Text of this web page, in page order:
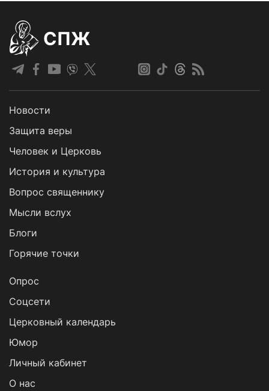
СПЖ
Новости
Защита веры
Человек и Церковь
История и культура
Вопрос священнику
Мысли вслух
Блоги
Горячие точки
Опрос
Cоцсети
Церковный календарь
Юмор
Личный кабинет
О нас